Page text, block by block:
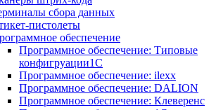
сбора данных
пистолеты
обеспечение
Программное обеспечение: Типовые
конфигруации1С
Программное обеспечение: ilexx
Программное обеспечение: DALION
Программное обеспечение: Клеверенс